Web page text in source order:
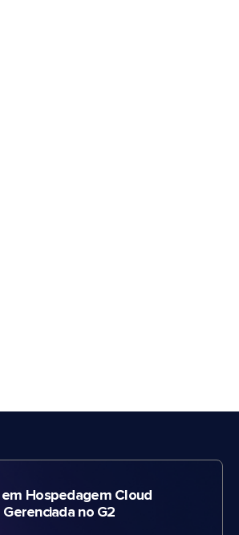
Hospedagem Cloud
Gerenciada no G2